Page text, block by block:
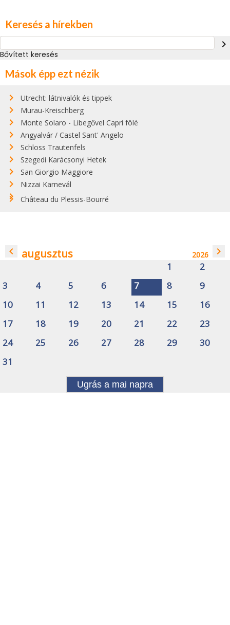
Keresés a hírekben
navigate_next
Bővített keresés
Mások épp ezt nézik
Utrecht: látnivalók és tippek
Murau-Kreischberg
Monte Solaro - Libegővel Capri fölé
Angyalvár / Castel Sant' Angelo
Schloss Trautenfels
Szegedi Karácsonyi Hetek
San Giorgio Maggiore
Nizzai Karnevál
Château du Plessis-Bourré
navigate_before augusztus 2026 navigate_next
1
2
3
4 5 6 7 8
9
10
11 12 13 14 15
16
17
18 19 20 21 22
23
24
25 26 27 28 29
30
31
Ugrás a mai napra